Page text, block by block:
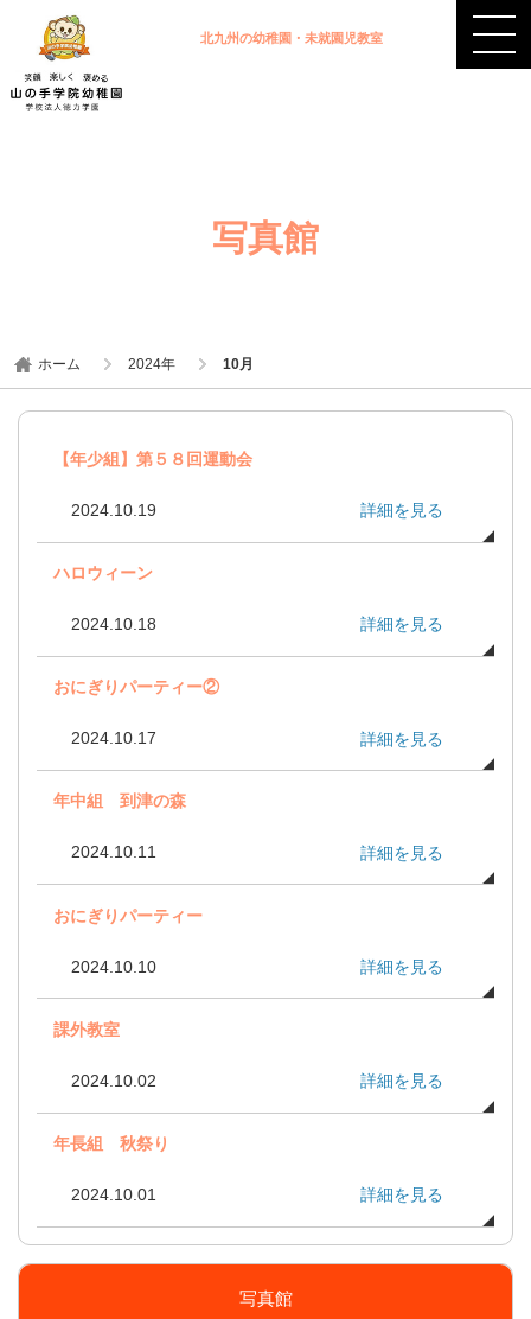
北九州の幼稚園・未就園児教室
写真館
ホーム 2024年 10月
【年少組】第５８回運動会
2024.10.19 詳細を見る
ハロウィーン
2024.10.18 詳細を見る
おにぎりパーティー②
2024.10.17 詳細を見る
年中組 到津の森
2024.10.11 詳細を見る
おにぎりパーティー
2024.10.10 詳細を見る
課外教室
2024.10.02 詳細を見る
年長組 秋祭り
2024.10.01 詳細を見る
写真館